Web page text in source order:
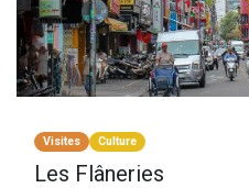
Visites Culture
Les Flâneries